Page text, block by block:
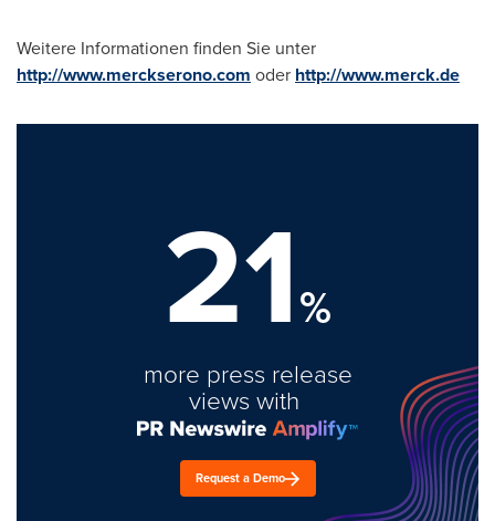
Weitere Informationen finden Sie unter
http://www.merckserono.com oder http://www.merck.de
21%
more press release
views with
Request a Demo